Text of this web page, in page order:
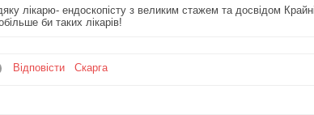
лікарю- ендоскопісту з великим стажем та досвідом
би таких лікарів!
Відповісти Скарга